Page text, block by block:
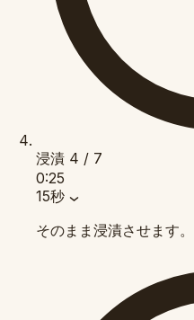
浸漬 4 / 7
0:25
15秒
そのまま浸漬させます。